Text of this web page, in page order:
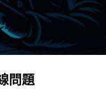
問題